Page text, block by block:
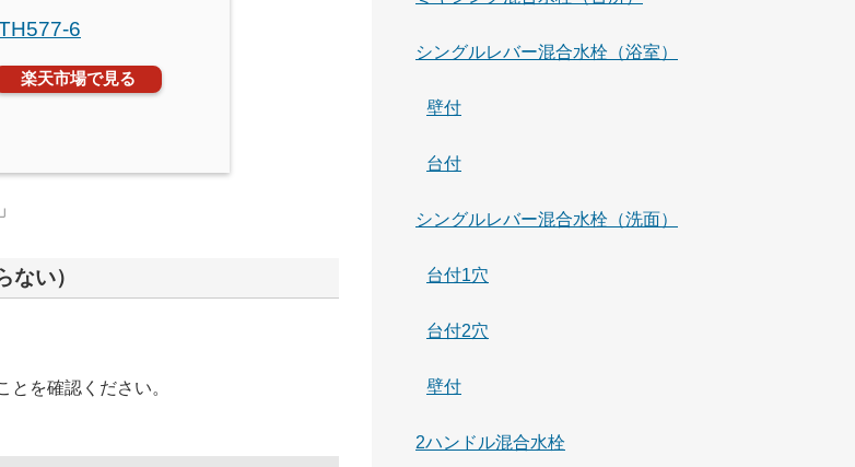
6
楽天市場で見る
」
い）
を確認ください。
シングルレバー混合水栓（浴室）
壁付
台付
シングルレバー混合水栓（洗面）
台付1穴
台付2穴
壁付
2ハンドル混合水栓